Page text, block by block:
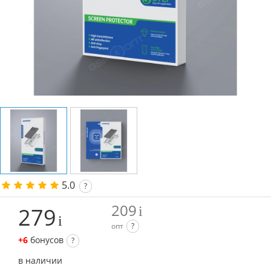
5.0 ?
279 209
опт ?
+6 бонусов ?
в наличии